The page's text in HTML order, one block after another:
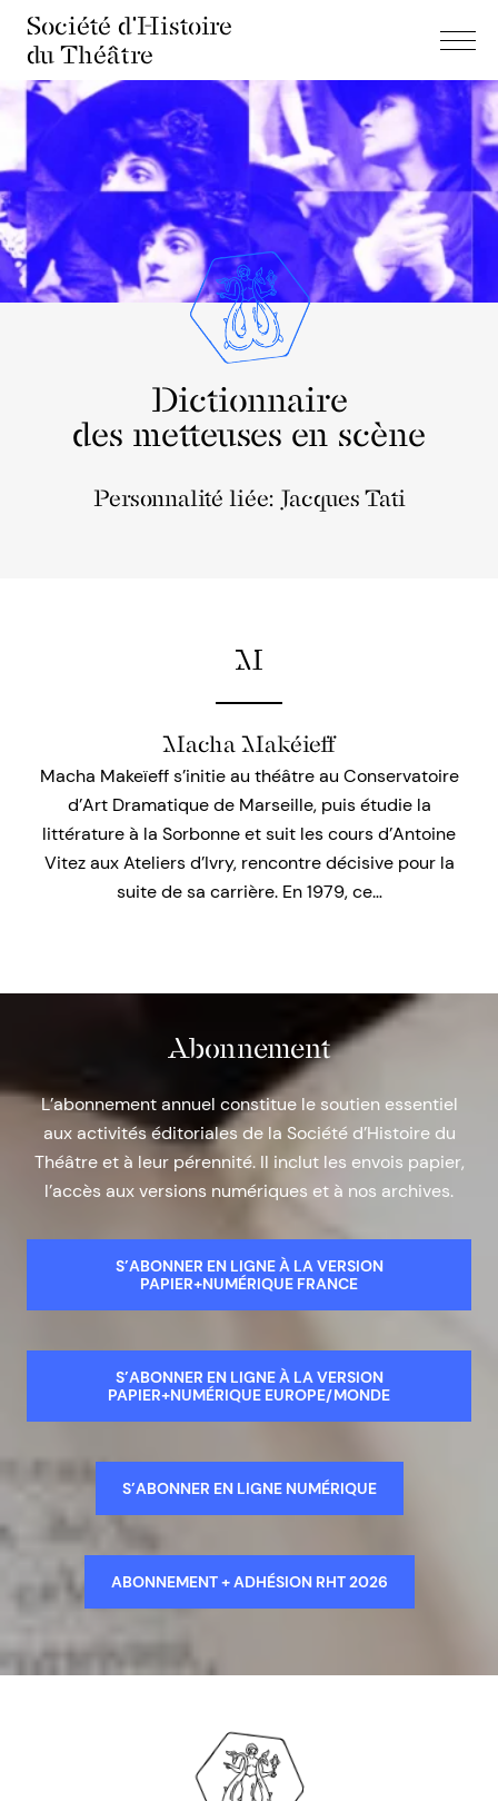
Société d'Histoire
du Théâtre
Dictionnaire
des metteuses en scène
Personnalité liée: Jacques Tati
M
Macha Makéieff
Macha Makeïeff s’initie au théâtre au Conservatoire
d’Art Dramatique de Marseille, puis étudie la
littérature à la Sorbonne et suit les cours d’Antoine
Vitez aux Ateliers d’Ivry, rencontre décisive pour la
suite de sa carrière. En 1979, ce…
Abonnement
L’abonnement annuel constitue le soutien essentiel
aux activités éditoriales de la Société d’Histoire du
Théâtre et à leur pérennité. Il inclut les envois papier,
l’accès aux versions numériques et à nos archives.
S’ABONNER EN LIGNE À LA VERSION
PAPIER+NUMÉRIQUE FRANCE
S’ABONNER EN LIGNE À LA VERSION
PAPIER+NUMÉRIQUE EUROPE/MONDE
S’ABONNER EN LIGNE NUMÉRIQUE
ABONNEMENT + ADHÉSION RHT 2026